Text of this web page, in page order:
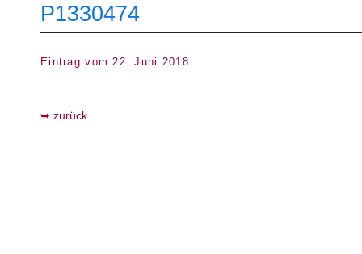
P1330474
Eintrag vom 22. Juni 2018
zurück